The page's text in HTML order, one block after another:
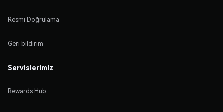
Resmi Doğrulama
Geri bildirim
Servislerimiz
Rewards Hub